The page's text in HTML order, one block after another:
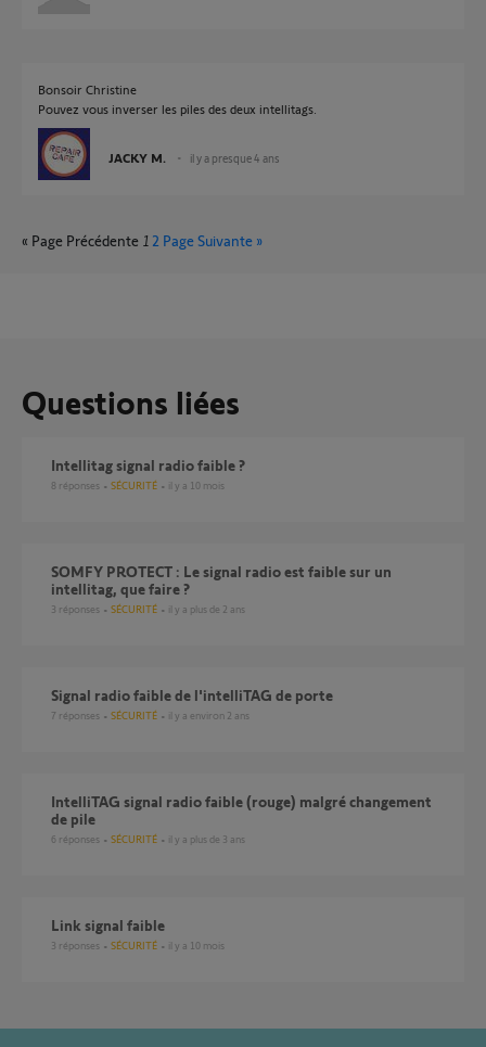
Bonsoir Christine
Pouvez vous inverser les piles des deux intellitags.
JACKY M. il y a presque 4 ans
« Page Précédente 1 2 Page Suivante »
Questions liées
Intellitag signal radio faible ?
8 réponses SÉCURITÉ il y a 10 mois
SOMFY PROTECT : Le signal radio est faible sur un
intellitag, que faire ?
3 réponses SÉCURITÉ il y a plus de 2 ans
signal radio faible de l'intelliTAG de porte
7 réponses SÉCURITÉ il y a environ 2 ans
IntelliTAG signal radio faible (rouge) malgré changement
de pile
6 réponses SÉCURITÉ il y a plus de 3 ans
Link signal faible
3 réponses SÉCURITÉ il y a 10 mois